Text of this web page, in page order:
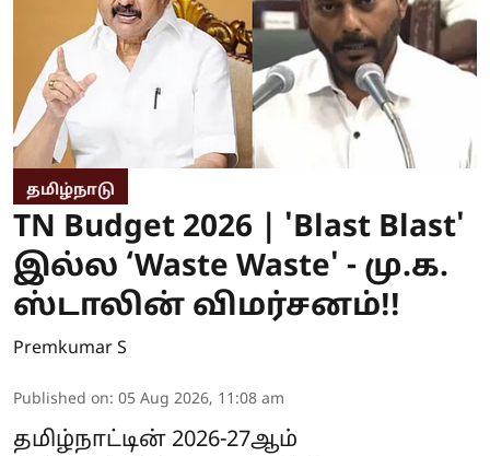
தமிழ்நாடு
TN Budget 2026 | 'Blast Blast'
இல்ல ‘Waste Waste' - மு.க.
ஸ்டாலின் விமர்சனம்!!
Premkumar S
Published on: 05 Aug 2026, 11:08 am
தமிழ்நாட்டின் 2026-27ஆம்